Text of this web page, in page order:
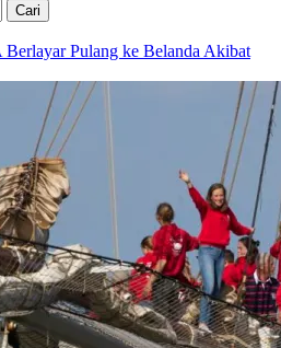
Pulang ke Belanda Akibat